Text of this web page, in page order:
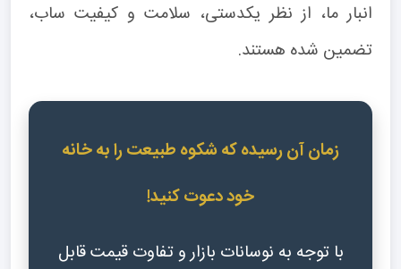
انبار ما، از نظر یکدستی، سلامت و کیفیت ساب،
تضمین شده هستند.
زمان آن رسیده که شکوه طبیعت را به خانه
خود دعوت کنید!
با توجه به نوسانات بازار و تفاوت قیمت قابل